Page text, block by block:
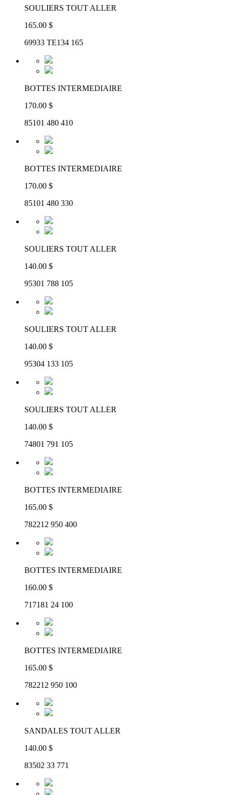
SOULIERS TOUT ALLER
165.00 $
69933 TE134 165
BOTTES INTERMEDIAIRE
170.00 $
85101 480 410
BOTTES INTERMEDIAIRE
170.00 $
85101 480 330
SOULIERS TOUT ALLER
140.00 $
95301 788 105
SOULIERS TOUT ALLER
140.00 $
95304 133 105
SOULIERS TOUT ALLER
140.00 $
74801 791 105
BOTTES INTERMEDIAIRE
165.00 $
782212 950 400
BOTTES INTERMEDIAIRE
160.00 $
717181 24 100
BOTTES INTERMEDIAIRE
165.00 $
782212 950 100
SANDALES TOUT ALLER
140.00 $
83502 33 771